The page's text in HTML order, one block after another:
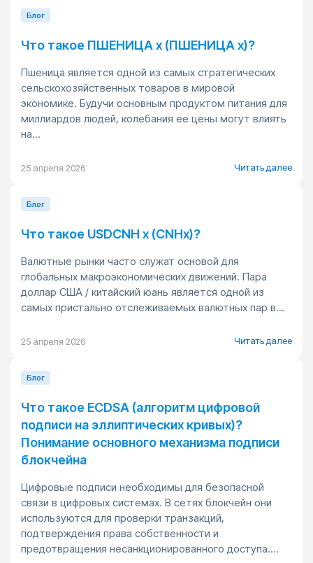
Блог
Что такое ПШЕНИЦА x (ПШЕНИЦА x)?
Пшеница является одной из самых стратегических
сельскохозяйственных товаров в мировой
экономике. Будучи основным продуктом питания для
миллиардов людей, колебания ее цены могут влиять
на...
25 апреля 2026 Читать далее
Блог
Что такое USDCNH x (CNHx)?
Валютные рынки часто служат основой для
глобальных макроэкономических движений. Пара
доллар США / китайский юань является одной из
самых пристально отслеживаемых валютных пар в...
25 апреля 2026 Читать далее
Блог
Что такое ECDSA (алгоритм цифровой
подписи на эллиптических кривых)?
Понимание основного механизма подписи
блокчейна
Цифровые подписи необходимы для безопасной
связи в цифровых системах. В сетях блокчейн они
используются для проверки транзакций,
подтверждения права собственности и
предотвращения несанкционированного доступа....